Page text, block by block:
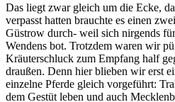
Das liegt zwar gleich um die Ecke,
verpasst hatten brauchte es einen
Güstrow durch- weil sich nirgends
Wendens bot. Trotzdem waren wir
Kräuterschluck zum Empfang half
draußen. Denn hier blieben wir erst
einzelne Pferde gleich vorgeführt:
dem Gestüt leben und auch